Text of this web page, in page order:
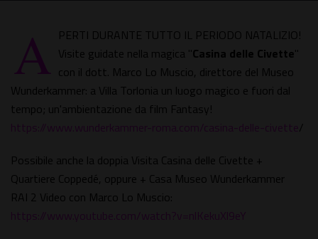
A PERTI DURANTE TUTTO IL PERIODO NATALIZIO!
Visite guidate nella magica "Casina delle Civette"
con il dott. Marco Lo Muscio, direttore del Museo
Wunderkammer: a Villa Torlonia un luogo magico e fuori dal
tempo; un'ambientazione da film Fantasy!
https://www.wunderkammer-roma.com/casina-delle-civette/
Possibile anche la doppia Visita Casina delle Civette +
Quartiere Coppedé, oppure + Casa Museo Wunderkammer
RAI 2 Video con Marco Lo Muscio:
https://www.youtube.com/watch?v=nlKekuXl9eY